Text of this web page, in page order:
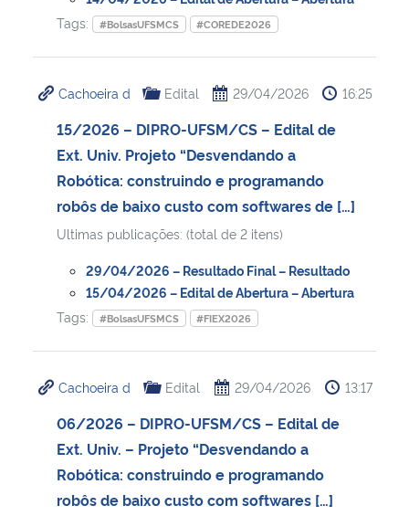
Tags:
#BolsasUFSMCS #COREDE2026
Cachoeira d Edital 29/04/2026 16:25
15/2026 – DIPRO-UFSM/CS – Edital de
Ext. Univ. Projeto “Desvendando a
Robótica: construindo e programando
robôs de baixo custo com softwares de […]
Ultimas publicações: (total de 2 itens)
29/04/2026 – Resultado Final – Resultado
15/04/2026 – Edital de Abertura – Abertura
Tags:
#BolsasUFSMCS #FIEX2026
Cachoeira d Edital 29/04/2026 13:17
06/2026 – DIPRO-UFSM/CS – Edital de
Ext. Univ. – Projeto “Desvendando a
Robótica: construindo e programando
robôs de baixo custo com softwares […]